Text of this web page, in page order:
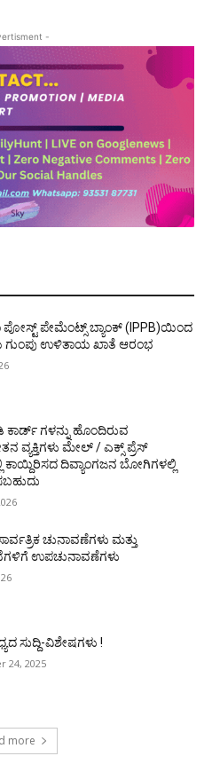
-
ಪೇಮೆಂಟ್ಸ್ ಬ್ಯಾಂಕ್ (IPPB)ಯಿಂದ
ಗುಂಪು ಉಳಿತಾಯ ಖಾತೆ ಆರಂಭ
ಗಳನ್ನು ಹೊಂದಿರುವ
ವ್ಯಕ್ತಿಗಳು ಮೇಲ್ / ಎಕ್ಸ್ ಪ್ರೆಸ್
ಕಾಯ್ದಿರಿಸದ ದಿವ್ಯಾಂಗಜನ ಬೋಗಿಗಳಲ್ಲಿ
ಚುನಾವಣೆಗಳು ಮತ್ತು
ಉಪಚುನಾವಣೆಗಳು
ಸುದ್ದಿ-ವಿಶೇಷಗಳು !
24, 2025
more